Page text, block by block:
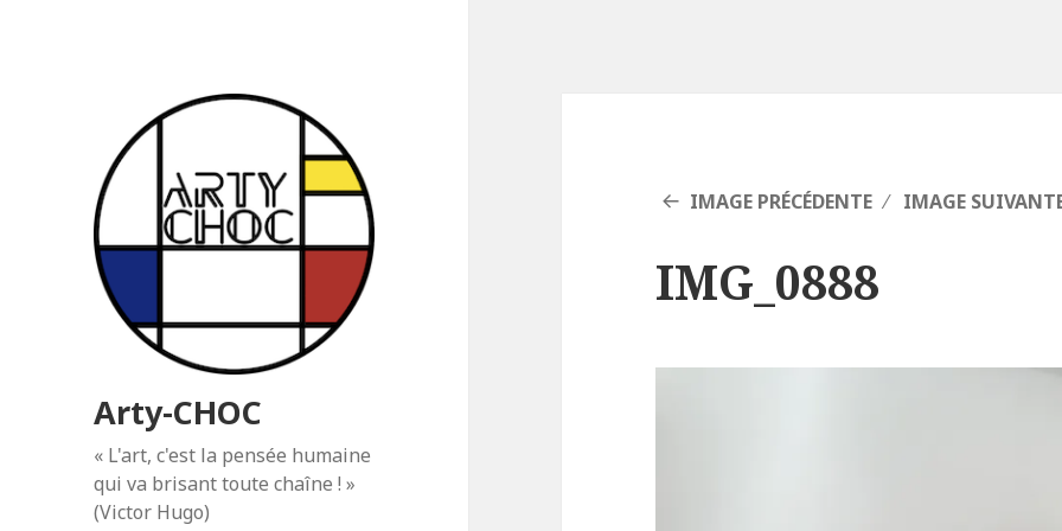
Arty-CHOC
« L'art, c'est la pensée humaine
qui va brisant toute chaîne ! »
(Victor Hugo)
IMAGE PRÉCÉDENTE IMAGE
IMG_0888